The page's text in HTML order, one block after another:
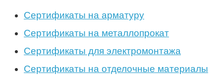
Сертификаты на арматуру
Сертификаты на металлопрокат
Сертификаты для электромонтажа
Сертификаты на отделочные материалы